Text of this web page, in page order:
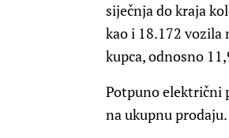
siječnja do kraja
kao i 18.172
kupca, odnosno
Potpuno električni
na ukupnu prodaju.